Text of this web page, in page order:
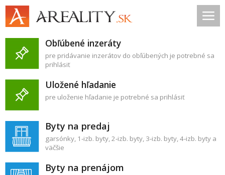
Obľúbené inzeráty
pre pridávanie inzerátov do obľúbených je potrebné sa
prihlásiť
Uložené hľadanie
pre uloženie hľadanie je potrebné sa prihlásiť
Byty na predaj
garsónky, 1‑izb. byty,2‑izb. byty, 3‑izb. byty,4‑izb. byty a
väčšie
Byty na prenájom